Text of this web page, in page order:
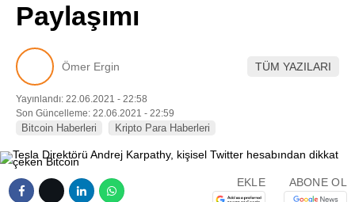
Paylaşımı
Ömer Ergin TÜM YAZILARI
Yayınlandı: 22.06.2021 - 22:58
Son Güncelleme: 22.06.2021 - 22:59
Bitcoin Haberleri Kripto Para Haberleri
EKLE ABONE OL